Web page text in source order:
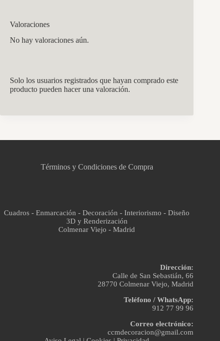
Valoraciones
No hay valoraciones aún.
Solo los usuarios registrados que hayan comprado este
producto pueden hacer una valoración.
Términos y Condiciones de Compra
Cuadros - Enmarcación - Decoración - Interiorismo - Diseño
3D y Renderización
Colmenar Viejo - Madrid
Dirección:
Calle de San Sebastián, 66
28770 Colmenar Viejo, Madrid
Teléfono / WhatsApp:
912 77 99 96
Correo electrónico:
ccmdecoracion@gmail.com
Asistente virtual · En línea